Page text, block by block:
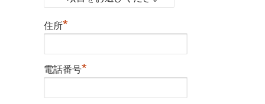
住所*
電話番号*